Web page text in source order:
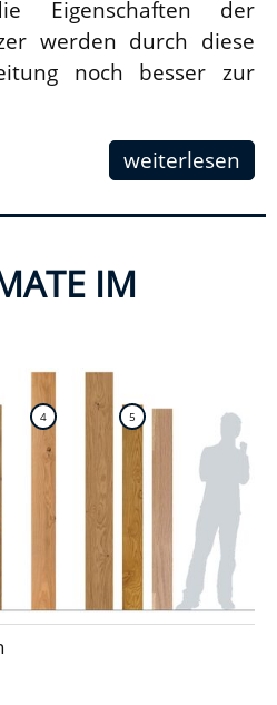
Eigenschaften der
werden durch diese
noch besser zur
weiterlesen
IM
4 5